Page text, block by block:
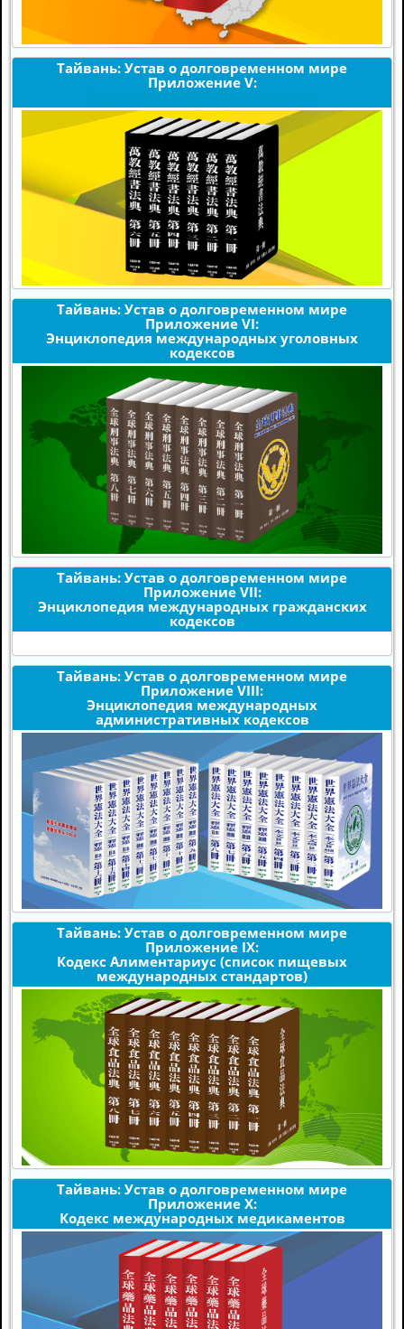
Тайвань: Устав о долговременном мире
Приложение V:
Издания по мировым религиям
Тайвань: Устав о долговременном мире
Приложение VI:
Энциклопедия международных уголовных
кодексов
Тайвань: Устав о долговременном мире
Приложение VII:
Энциклопедия международных гражданских
кодексов
Тайвань: Устав о долговременном мире
Приложение VIII:
Энциклопедия международных
административных кодексов
Тайвань: Устав о долговременном мире
Приложение IX:
Кодекс Алиментариус (список пищевых
международных стандартов)
Тайвань: Устав о долговременном мире
Приложение X:
Кодекс международных медикаментов